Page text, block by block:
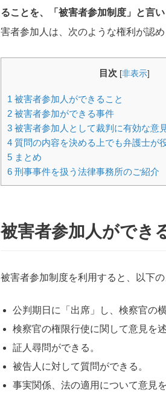
ることを、「被害者参加制度」と言い
害者参加人は、次のような権利が認め
目次 [非表示]
1 被害者参加人ができること
2 被害者参加ができる事件
3 被害者参加人として裁判に有効な意
4 質問の内容を決める上でも弁護士が
5 まとめ
6 刑事事件を扱う法律事務所のご紹介
被害者参加人ができ
被害者参加制度を利用すると、以下の
公判期日に「出席」し、検察官の
検察官の権限行使に関して意見を
証人尋問ができる。
被告人に対して質問ができる。
事実関係、法の適用について意見を